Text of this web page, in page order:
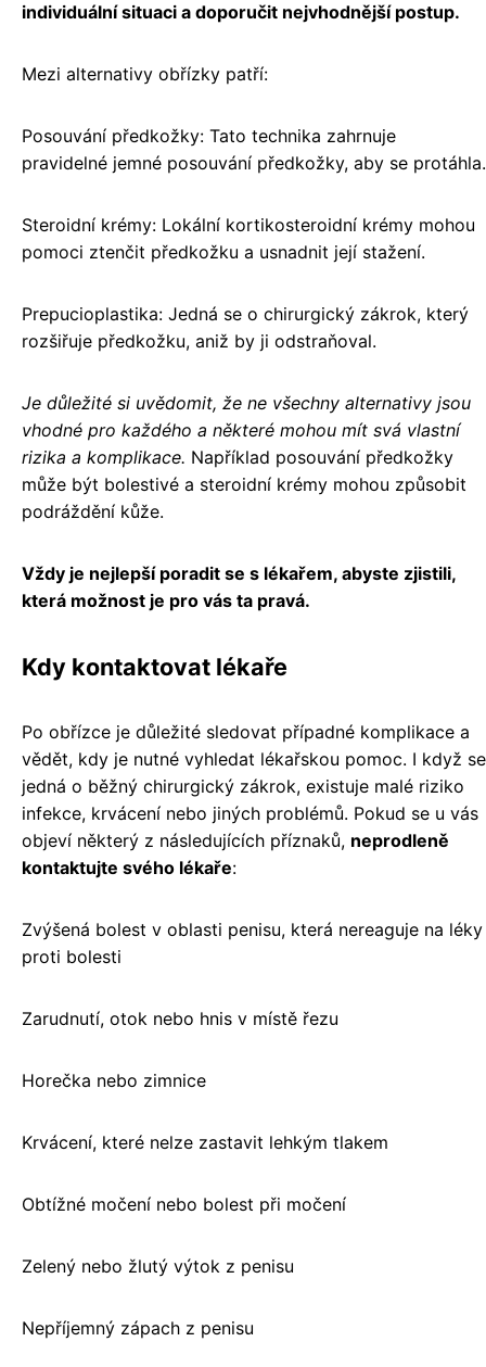
individuální situaci a doporučit nejvhodnější postup.
Mezi alternativy obřízky patří:
Posouvání předkožky: Tato technika zahrnuje
pravidelné jemné posouvání předkožky, aby se protáhla.
Steroidní krémy: Lokální kortikosteroidní krémy mohou
pomoci ztenčit předkožku a usnadnit její stažení.
Prepucioplastika: Jedná se o chirurgický zákrok, který
rozšiřuje předkožku, aniž by ji odstraňoval.
Je důležité si uvědomit, že ne všechny alternativy jsou
vhodné pro každého a některé mohou mít svá vlastní
rizika a komplikace. Například posouvání předkožky
může být bolestivé a steroidní krémy mohou způsobit
podráždění kůže.
Vždy je nejlepší poradit se s lékařem, abyste zjistili,
která možnost je pro vás ta pravá.
Kdy kontaktovat lékaře
Po obřízce je důležité sledovat případné komplikace a
vědět, kdy je nutné vyhledat lékařskou pomoc. I když se
jedná o běžný chirurgický zákrok, existuje malé riziko
infekce, krvácení nebo jiných problémů. Pokud se u vás
objeví některý z následujících příznaků, neprodleně
kontaktujte svého lékaře:
Zvýšená bolest v oblasti penisu, která nereaguje na léky
proti bolesti
Zarudnutí, otok nebo hnis v místě řezu
Horečka nebo zimnice
Krvácení, které nelze zastavit lehkým tlakem
Obtížné močení nebo bolest při močení
Zelený nebo žlutý výtok z penisu
Nepříjemný zápach z penisu